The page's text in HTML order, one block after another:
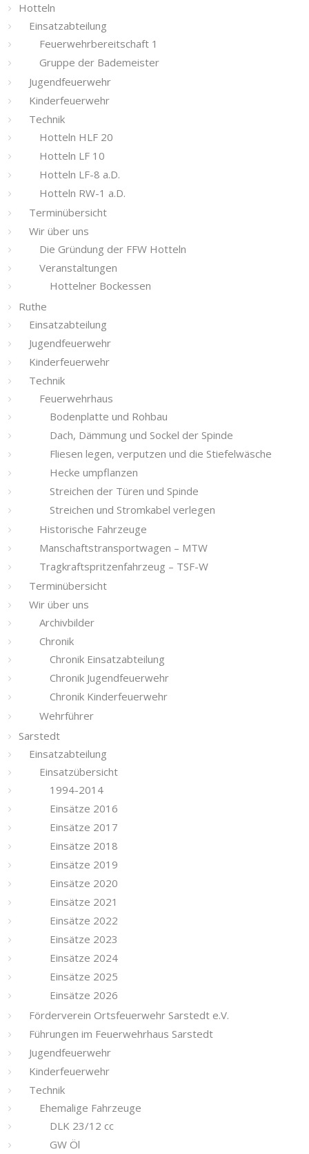
Hotteln
Einsatzabteilung
Feuerwehrbereitschaft 1
Gruppe der Bademeister
Jugendfeuerwehr
Kinderfeuerwehr
Technik
Hotteln HLF 20
Hotteln LF 10
Hotteln LF-8 a.D.
Hotteln RW-1 a.D.
Terminübersicht
Wir über uns
Die Gründung der FFW Hotteln
Veranstaltungen
Hottelner Bockessen
Ruthe
Einsatzabteilung
Jugendfeuerwehr
Kinderfeuerwehr
Technik
Feuerwehrhaus
Bodenplatte und Rohbau
Dach, Dämmung und Sockel der Spinde
Fliesen legen, verputzen und die Stiefelwäsche
Hecke umpflanzen
Streichen der Türen und Spinde
Streichen und Stromkabel verlegen
Historische Fahrzeuge
Manschaftstransportwagen – MTW
Tragkraftspritzenfahrzeug – TSF-W
Terminübersicht
Wir über uns
Archivbilder
Chronik
Chronik Einsatzabteilung
Chronik Jugendfeuerwehr
Chronik Kinderfeuerwehr
Wehrführer
Sarstedt
Einsatzabteilung
Einsatzübersicht
1994-2014
Einsätze 2016
Einsätze 2017
Einsätze 2018
Einsätze 2019
Einsätze 2020
Einsätze 2021
Einsätze 2022
Einsätze 2023
Einsätze 2024
Einsätze 2025
Einsätze 2026
Förderverein Ortsfeuerwehr Sarstedt e.V.
Führungen im Feuerwehrhaus Sarstedt
Jugendfeuerwehr
Kinderfeuerwehr
Technik
Ehemalige Fahrzeuge
DLK 23/12 cc
GW Öl